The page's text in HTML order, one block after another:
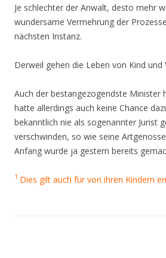
Je schlechter der Anwalt, desto mehr
wundersame Vermehrung der
nächsten Instanz.
Derweil gehen die Leben von Kind und
Auch der bestangezogendste Minister
hatte allerdings auch keine Chance
bekanntlich nie als sogenannter Jurist
verschwinden, so wie seine
Anfang wurde ja gestern bereits
1 Dies gilt auch für von ihren Kindern